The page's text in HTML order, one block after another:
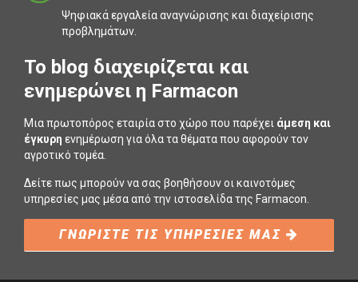
Ψηφιακά εργαλεία αναγνώρισης και διαχείρισης
προβληµάτων.
To blog διαχειρίζεται και
ενημερώνει η Farmacon
Μια πρωτοπόρος εταιρία στο χώρο που παρέχει άμεση και
έγκυρη ενημέρωση για όλα τα θέματα που αφορούν τον
αγροτικό τομέα.
Δείτε πως μπορούν να σας βοηθήσουν οι καινοτόμες
υπηρεσίες μας μέσα από την ιστοσελίδα της Farmacon.
ΓΝΩΡΙΣΤΕ ΤΙΣ ΥΠΗΡΕΣΙΕΣ ΜΑΣ